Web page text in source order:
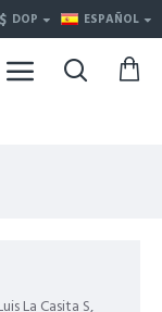
DOP ESPAÑOL
La Casita S,